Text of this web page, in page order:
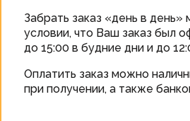
Забрать заказ «день в
условии, что Ваш заказ был
до 15:00 в будние дни и до
Оплатить заказ можно
при получении, а также